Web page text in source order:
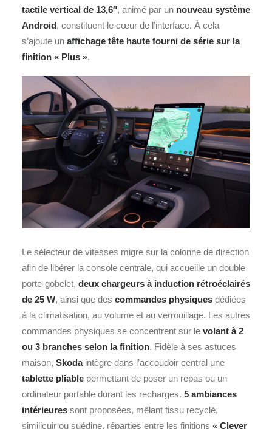
tactile vertical de 13,6″, animé par un nouveau système
Android, constituent le cœur de l’interface. À cela
s’ajoute un affichage tête haute fourni de série sur la
finition « Plus ».
Le sélecteur de vitesses migre sur la colonne de direction
afin de libérer la console centrale, qui accueille un double
porte‑gobelet, deux chargeurs à induction rétroéclairés
de 25 W, ainsi que des commandes physiques dédiées
à la climatisation, au volume et au verrouillage. Les autres
commandes physiques se concentrent sur le volant à 2
ou 3 branches selon la finition. Fidèle à ses astuces
maison, Skodaintègre dans l’accoudoir central une
tablette pliable permettant de poser un repas ou un
ordinateur portable durant les recharges. 5 ambiances
intérieures sont proposées, mêlant tissu recyclé,
similicuir ou suédine, réparties entre les finitions « Clever